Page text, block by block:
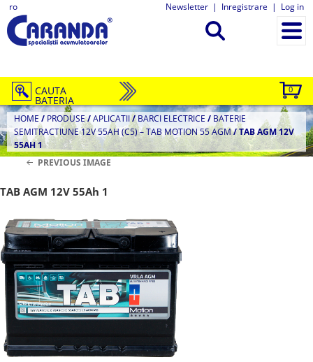
ro Newsletter | Inregistrare | Log in
0
CAUTA
BATERIA
HOME / PRODUSE/APLICATII/BARCI ELECTRICE / BATERIE
SEMITRACTIUNE 12V 55AH (C5) – TAB MOTION 55 AGM/TAB AGM 12V
55AH 1
PREVIOUS IMAGE
TAB AGM 12V 55Ah 1